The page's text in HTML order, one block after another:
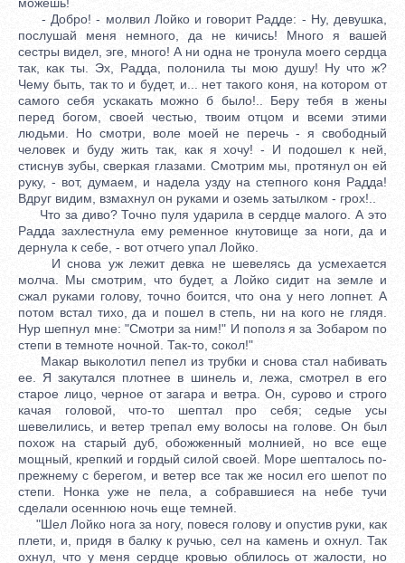
- Добро! - молвил Лойко и говорит Радде: - Ну, девушка,
послушай меня немного, да не кичись! Много я вашей
сестры видел, эге, много! А ни одна не тронула моего сердца
так, как ты. Эх, Радда, полонила ты мою душу! Ну что ж?
Чему быть, так то и будет, и... нет такого коня, на котором от
самого себя ускакать можно б было!.. Беру тебя в жены
перед богом, своей честью, твоим отцом и всеми этими
людьми. Но смотри, воле моей не перечь - я свободный
человек и буду жить так, как я хочу! - И подошел к ней,
стиснув зубы, сверкая глазами. Смотрим мы, протянул он ей
руку, - вот, думаем, и надела узду на степного коня Радда!
Вдруг видим, взмахнул он руками и оземь затылком - грох!..
Что за диво? Точно пуля ударила в сердце малого. А это
Радда захлестнула ему ременное кнутовище за ноги, да и
дернула к себе, - вот отчего упал Лойко.
И снова уж лежит девка не шевелясь да усмехается
молча. Мы смотрим, что будет, а Лойко сидит на земле и
сжал руками голову, точно боится, что она у него лопнет. А
потом встал тихо, да и пошел в степь, ни на кого не глядя.
Нур шепнул мне: "Смотри за ним!" И пополз я за Зобаром по
степи в темноте ночной. Так-то, сокол!"
Макар выколотил пепел из трубки и снова стал набивать
ее. Я закутался плотнее в шинель и, лежа, смотрел в его
старое лицо, черное от загара и ветра. Он, сурово и строго
качая головой, что-то шептал про себя; седые усы
шевелились, и ветер трепал ему волосы на голове. Он был
похож на старый дуб, обожженный молнией, но все еще
мощный, крепкий и гордый силой своей. Море шепталось по-
прежнему с берегом, и ветер все так же носил его шепот по
степи. Нонка уже не пела, а собравшиеся на небе тучи
сделали осеннюю ночь еще темней.
"Шел Лойко нога за ногу, повеся голову и опустив руки, как
плети, и, придя в балку к ручью, сел на камень и охнул. Так
охнул, что у меня сердце кровью облилось от жалости, но